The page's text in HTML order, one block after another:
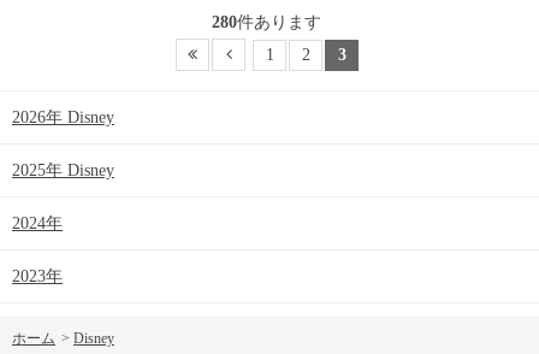
280件あります
1
2 3
2026年 Disney
2025年 Disney
2024年
2023年
ホーム > Disney